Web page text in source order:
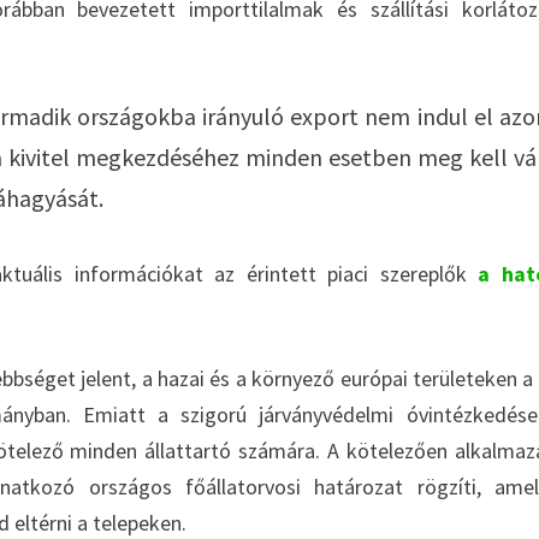
bevezetett importtilalmak és szállítási
országokba irányuló export nem indul el
megkezdéséhez minden esetben meg kell
információkat az érintett piaci szereplők a
jelent, a hazai és a környező európai területeken a
Emiatt a szigorú járványvédelmi
minden állattartó számára. A kötelezően
országos főállatorvosi határozat rögzíti,
eltérni a telepeken.